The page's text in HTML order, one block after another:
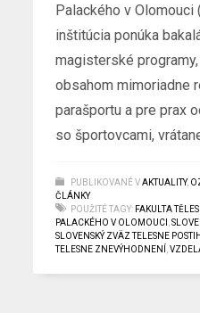
Palackého v Olomouci
inštitúcia ponúka
magisterské
obsahom mimoriadne
parašportu a pre prax
so športovcami,
PUBLIKOVANÉ V AKTUALITY,
ČLÁNKY
POUŽITÉ TAGY: FAKULTA
PALACKÉHO V OLOMOUCI
,
SLOVENSKÝ ZVÄZ TELESNE
TELESNE ZNEVÝHODNENÍ
,